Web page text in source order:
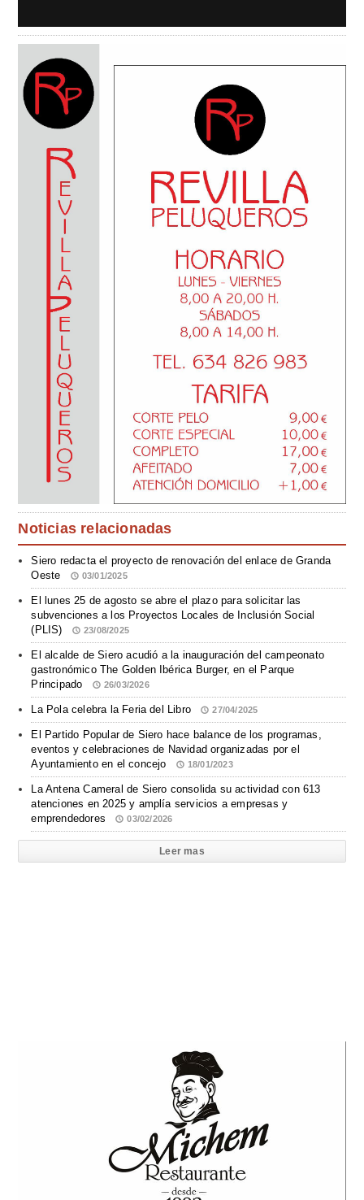
Noticias relacionadas
Siero redacta el proyecto de renovación del enlace de Granda
Oeste
03/01/2025
El lunes 25 de agosto se abre el plazo para solicitar las
subvenciones a los Proyectos Locales de Inclusión Social
(PLIS)
23/08/2025
El alcalde de Siero acudió a la inauguración del campeonato
gastronómico The Golden Ibérica Burger, en el Parque
Principado
26/03/2026
La Pola celebra la Feria del Libro 27/04/2025
El Partido Popular de Siero hace balance de los programas,
eventos y celebraciones de Navidad organizadas por el
Ayuntamiento en el concejo
18/01/2023
La Antena Cameral de Siero consolida su actividad con 613
atenciones en 2025 y amplía servicios a empresas y
emprendedores
03/02/2026
Leer mas